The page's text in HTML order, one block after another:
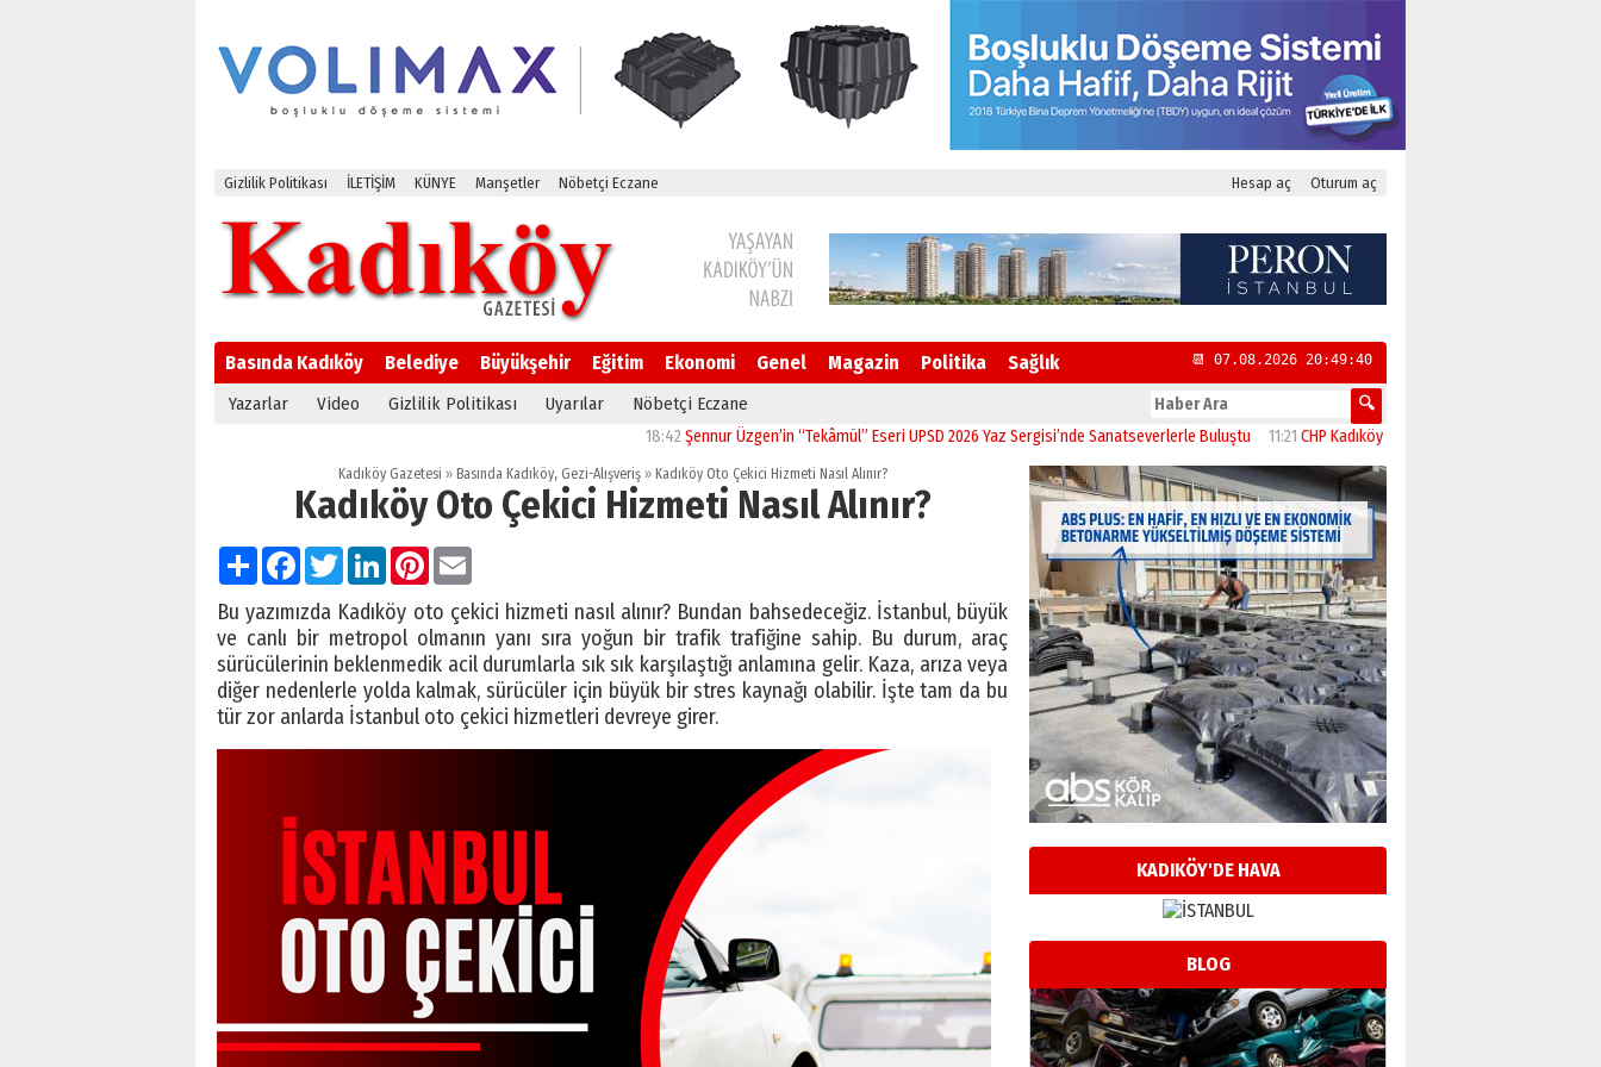
Gizlilik Politikası İLETİŞİM KÜNYE Manşetler Nöbetçi Eczane Hesap aç Oturum aç
Basında Kadıköy Belediye Büyükşehir Eğitim Ekonomi Genel Magazin Politika Sağlık 📆 07.08.2026 20:49:40
Yazarlar Video Gizlilik Politikası Uyarılar Nöbetçi Eczane
Şennur Üzgen’in “Tekâmül” Eseri UPSD 2026 Yaz Sergisi’nde Sanatseverlerle Buluştu 11:21CHP Kadıköy İlçe Başkanlığı’na Yasemin Özsaraç
Kadıköy Gazetesi » Basında Kadıköy, Gezi-Alışveriş »Kadıköy Oto Çekici Hizmeti Nasıl Alınır?
Kadıköy Oto Çekici Hizmeti Nasıl Alınır?
PaylaşFacebook
TwitterLinkedInPinterest
Bu yazımızda Kadıköy oto çekici hizmeti nasıl alınır? Bundan bahsedeceğiz. İstanbul, büyük
ve canlı bir metropol olmanın yanı sıra yoğun bir trafik trafiğine sahip. Bu durum, araç
sürücülerinin beklenmedik acil durumlarla sık sık karşılaştığı anlamına gelir. Kaza, arıza veya
diğer nedenlerle yolda kalmak, sürücüler için büyük bir stres kaynağı olabilir. İşte tam da bu
tür zor anlarda İstanbul oto çekici hizmetleri devreye girer.
KADIKÖY'DE HAVA
BLOG